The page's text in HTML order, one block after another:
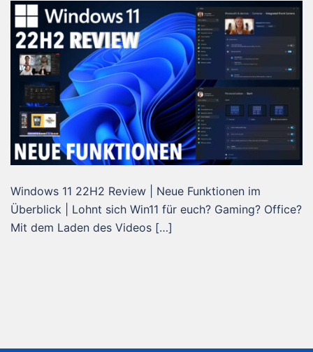
Windows 11 22H2 Review | Neue Funktionen im
Überblick | Lohnt sich Win11 für euch? Gaming? Office?
Mit dem Laden des Videos […]